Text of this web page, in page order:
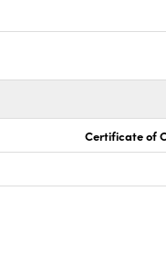
Certificate of